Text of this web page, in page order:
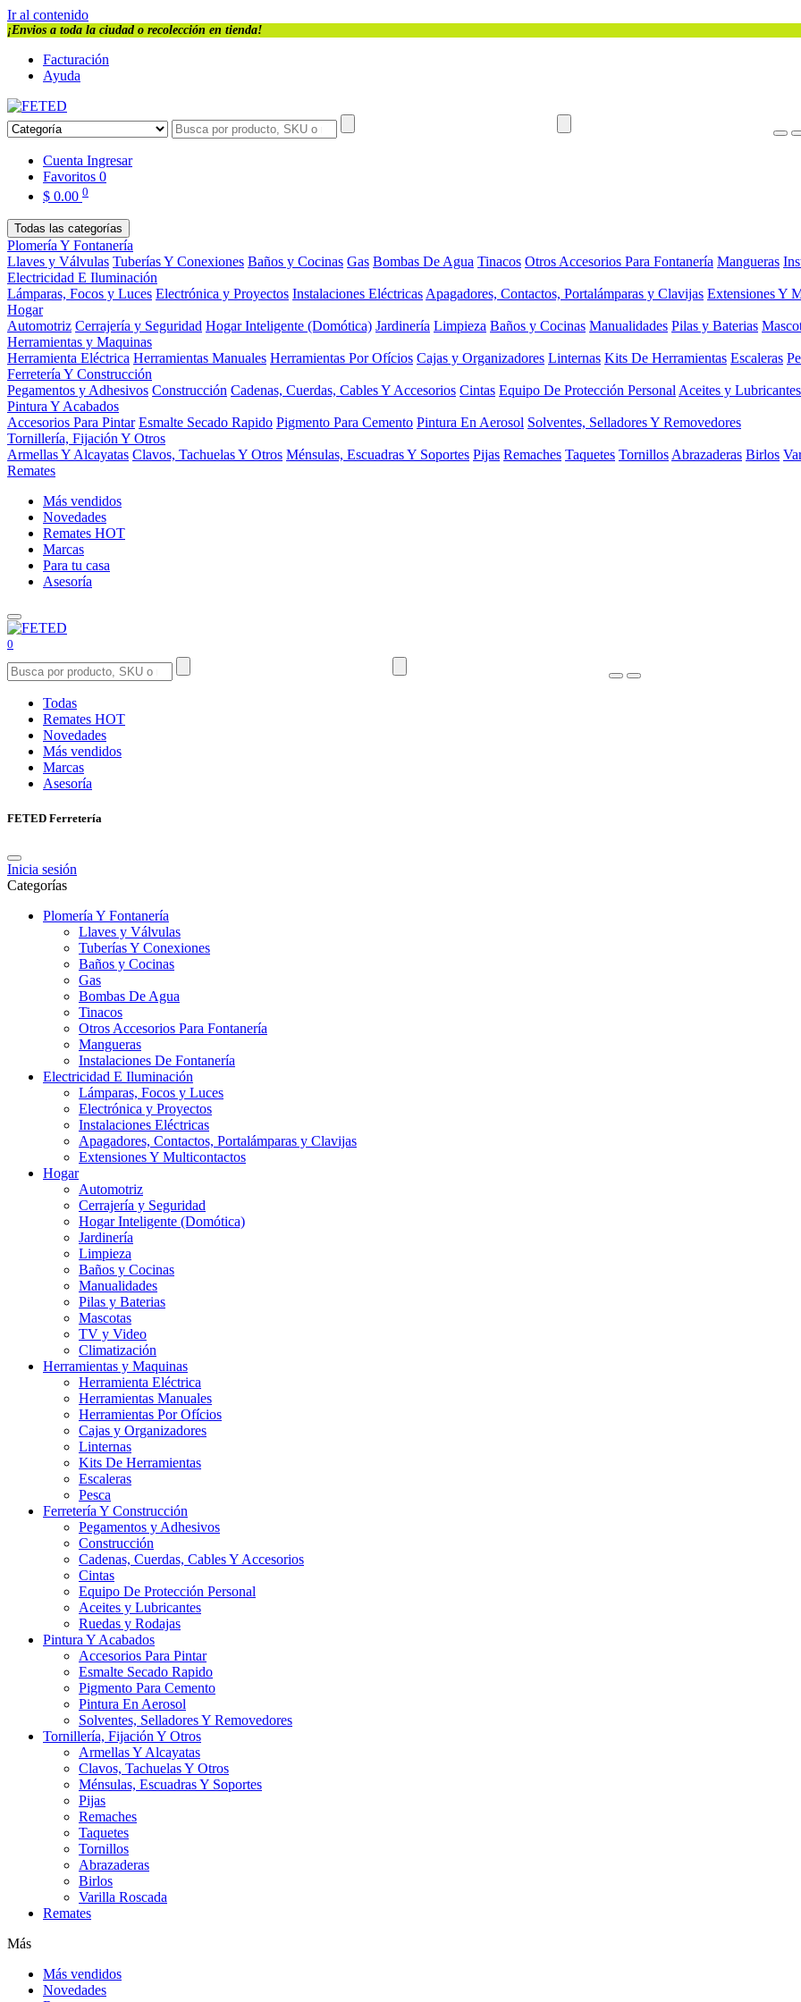
Ir al contenido
¡Envios a toda la ciudad o recolección en tienda!
Facturación
Ayuda
Cuenta Ingresar
Favoritos 0
$ 0.00 0
Todas las categorías
Plomería Y Fontanería
Llaves y Válvulas Tuberías Y Conexiones Baños y Cocinas Gas Bombas De Agua Tinacos Otros Accesorios Para Fontanería Mangueras
Electricidad E Iluminación
Lámparas, Focos y Luces Electrónica y Proyectos Instalaciones Eléctricas Apagadores, Contactos, Portalámparas y Clavijas Extensiones Y
Hogar
Automotriz Cerrajería y Seguridad Hogar Inteligente (Domótica) Jardinería Limpieza Baños y Cocinas Manualidades Pilas y Baterias
Herramientas y Maquinas
Herramienta Eléctrica Herramientas Manuales Herramientas Por Ofícios Cajas y Organizadores Linternas Kits De Herramientas Escaleras
Ferretería Y Construcción
Pegamentos y Adhesivos Construcción Cadenas, Cuerdas, Cables Y Accesorios Cintas Equipo De Protección Personal Aceites y Lubricantes
Pintura Y Acabados
Accesorios Para Pintar Esmalte Secado Rapido Pigmento Para Cemento Pintura En Aerosol Solventes, Selladores Y Removedores
Tornillería, Fijación Y Otros
Armellas Y Alcayatas Clavos, Tachuelas Y Otros Ménsulas, Escuadras Y Soportes Pijas Remaches Taquetes Tornillos Abrazaderas Birlos
Remates
Más vendidos
Novedades
Remates HOT
Marcas
Para tu casa
Asesoría
0
Todas
Remates HOT
Novedades
Más vendidos
Marcas
Asesoría
FETED Ferretería
Inicia sesión
Categorías
Plomería Y Fontanería
Llaves y Válvulas
Tuberías Y Conexiones
Baños y Cocinas
Gas
Bombas De Agua
Tinacos
Otros Accesorios Para Fontanería
Mangueras
Instalaciones De Fontanería
Electricidad E Iluminación
Lámparas, Focos y Luces
Electrónica y Proyectos
Instalaciones Eléctricas
Apagadores, Contactos, Portalámparas y Clavijas
Extensiones Y Multicontactos
Hogar
Automotriz
Cerrajería y Seguridad
Hogar Inteligente (Domótica)
Jardinería
Limpieza
Baños y Cocinas
Manualidades
Pilas y Baterias
Mascotas
TV y Video
Climatización
Herramientas y Maquinas
Herramienta Eléctrica
Herramientas Manuales
Herramientas Por Ofícios
Cajas y Organizadores
Linternas
Kits De Herramientas
Escaleras
Pesca
Ferretería Y Construcción
Pegamentos y Adhesivos
Construcción
Cadenas, Cuerdas, Cables Y Accesorios
Cintas
Equipo De Protección Personal
Aceites y Lubricantes
Ruedas y Rodajas
Pintura Y Acabados
Accesorios Para Pintar
Esmalte Secado Rapido
Pigmento Para Cemento
Pintura En Aerosol
Solventes, Selladores Y Removedores
Tornillería, Fijación Y Otros
Armellas Y Alcayatas
Clavos, Tachuelas Y Otros
Ménsulas, Escuadras Y Soportes
Pijas
Remaches
Taquetes
Tornillos
Abrazaderas
Birlos
Varilla Roscada
Remates
Más
Más vendidos
Novedades